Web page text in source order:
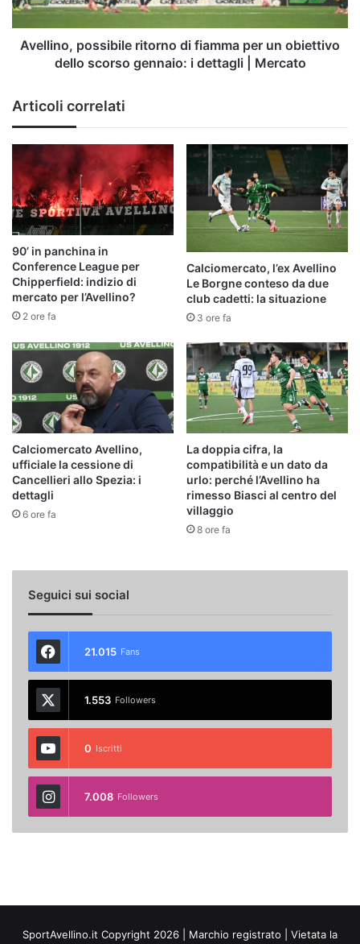
obiettivo
dello
scorso
|
Mercato
Avellino, possibile ritorno di fiamma per un obiettivo
dello scorso gennaio: i dettagli | Mercato
Articoli correlati
90’ in panchina in
Conference League per
Chipperfield: indizio di
mercato per l’Avellino?
2 ore fa
Calciomercato, l’ex Avellino
Le Borgne conteso da due
club cadetti: la situazione
3 ore fa
Calciomercato Avellino,
ufficiale la cessione di
Cancellieri allo Spezia: i
dettagli
6 ore fa
La doppia cifra, la
compatibilità e un dato da
urlo: perché l’Avellino ha
rimesso Biasci al centro del
villaggio
8 ore fa
Seguici sui social
21.015 Fans
1.553 Followers
0 Iscritti
7.008 Followers
SportAvellino.it Copyright 2026 | Marchio registrato | Vietata la